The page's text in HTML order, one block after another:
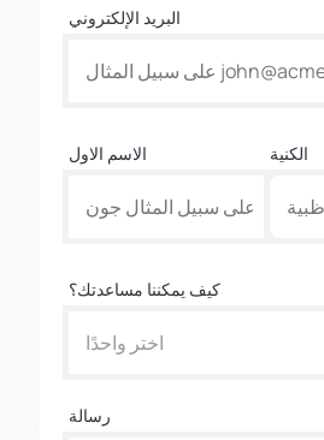
البريد الإلكتروني
الاسم الاول الكنية
كيف يمكننا مساعدتك؟
اختر واحدًا
رسالة